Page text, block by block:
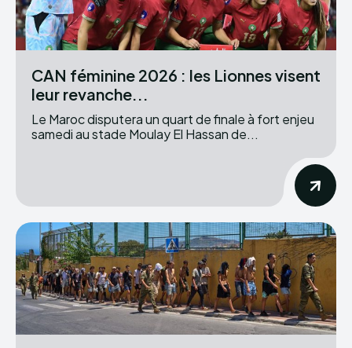
CAN féminine 2026 : les Lionnes visent
leur revanche...
Le Maroc disputera un quart de finale à fort enjeu
samedi au stade Moulay El Hassan de...